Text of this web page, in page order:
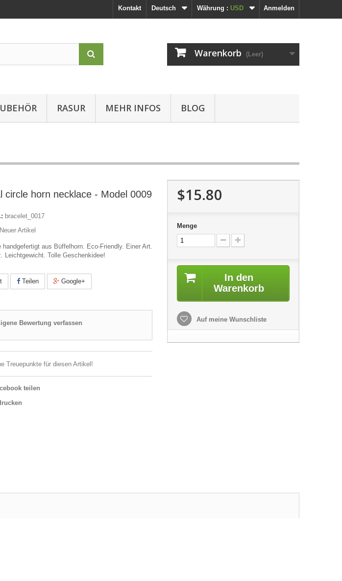
Anmelden
Währung : USD
Deutsch
Kontakt
Warenkorb (Leer)
RASUR MEHR INFOS BLOG
circle horn necklace - Model 0009
bracelet_0017
Neuer Artikel
handgefertigt aus Büffelhorn. Eco-Friendly. Einer Art.
Leichtgewicht. Tolle Geschenkidee!
Teilen Google+
Bewertung verfassen
Treuepunkte für diesen Artikel!
teilen
$15.80
Menge
In den
Warenkorb
Auf meine Wunschliste